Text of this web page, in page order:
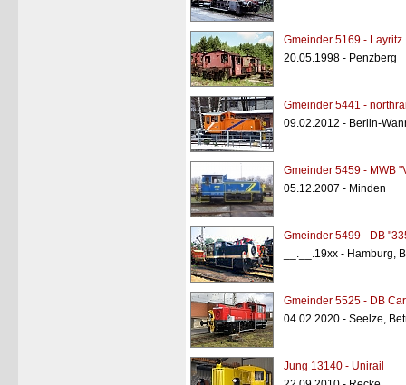
Gmeinder 5169 - Layritz
20.05.1998 - Penzberg
Gmeinder 5441 -
09.02.2012 - Berlin-
Gmeinder 5459 - MWB
05.12.2007 - Minden
Gmeinder 5499 - DB
__.__.19xx - Hamburg,
Gmeinder 5525 - DB
04.02.2020 - Seelze,
Jung 13140 - Unirail